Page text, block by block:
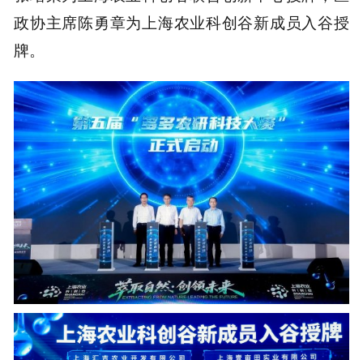
政协主席陈勇章为上海农业科创谷新成员入谷授
牌。